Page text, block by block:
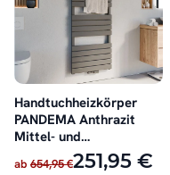
Handtuchheizkörper
PANDEMA Anthrazit
Mittel- und
Seitenanschluss
ab 654,95 €251,95 €